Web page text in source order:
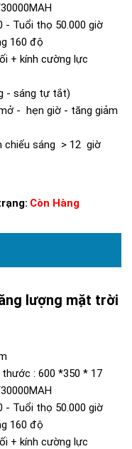
- Tuổi thọ 50.000 giờ
160 độ
+ kính cường lực
- sáng tự tắt)
- hẹn giờ - tăng giảm
chiếu sáng > 12 giờ
Còn Hàng
lượng mặt trời
: 600 *350 * 17
- Tuổi thọ 50.000 giờ
160 độ
+ kính cường lực